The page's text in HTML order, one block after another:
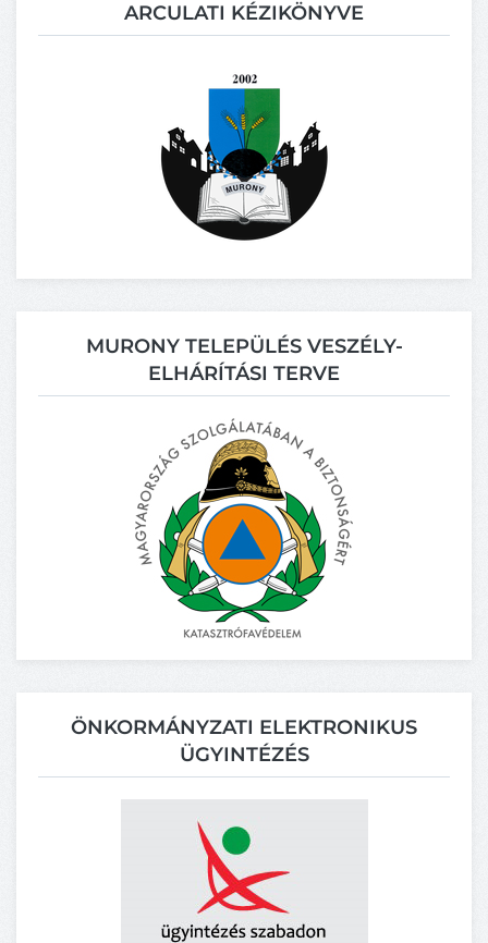
ARCULATI KÉZIKÖNYVE
MURONY TELEPÜLÉS VESZÉLY-
ELHÁRÍTÁSI TERVE
ÖNKORMÁNYZATI ELEKTRONIKUS
ÜGYINTÉZÉS